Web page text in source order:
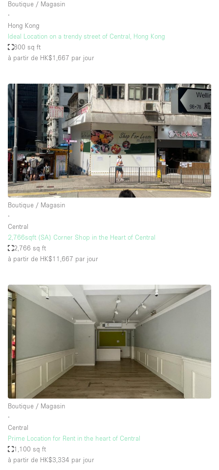
Boutique / Magasin
∙
Hong Kong
Ideal Location on a trendy street of Central, Hong Kong
800 sq ft
à partir de HK$1,667 par jour
Boutique / Magasin
∙
Central
2,766sqft (SA) Corner Shop in the Heart of Central
2,766 sq ft
à partir de HK$11,667 par jour
Boutique / Magasin
∙
Central
Prime Location for Rent in the heart of Central
1,100 sq ft
à partir de HK$3,334 par jour